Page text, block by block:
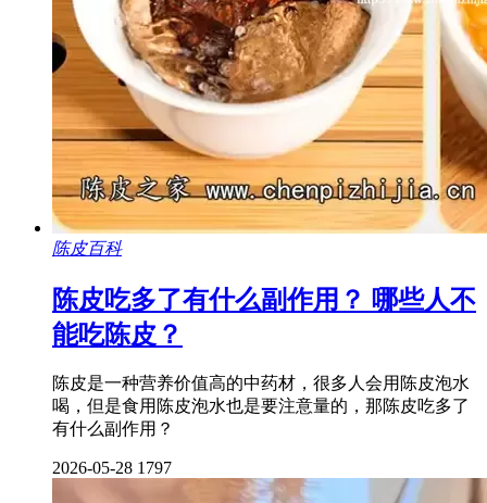
陈皮百科
陈皮吃多了有什么副作用？ 哪些人不
能吃陈皮？
陈皮是一种营养价值高的中药材，很多人会用陈皮泡水
喝，但是食用陈皮泡水也是要注意量的，那陈皮吃多了
有什么副作用？
2026-05-28 1797